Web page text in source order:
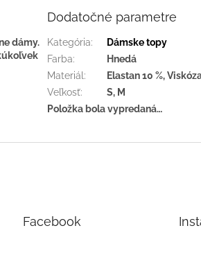
dámy.
Dodatočné parametre
Kategória:
Dámske topy
Farba:
Hnedá
Materiál:
Elastan 10 %,
Veľkosť:
S, M
Položka bola vypredaná…
Facebook